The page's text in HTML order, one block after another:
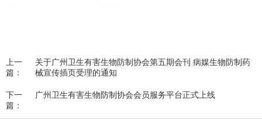
上一
篇：
关于广州卫生有害生物防制协会第五期会刊 病媒生物防制药
械宣传插页受理的通知
下一
篇：
广州卫生有害生物防制协会会员服务平台正式上线